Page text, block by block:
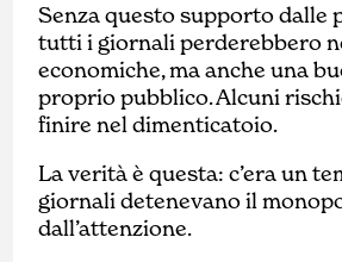
Senza questo supporto dalle
tutti i giornali perderebbero
economiche, ma anche una
proprio pubblico. Alcuni
finire nel dimenticatoio.
La verità è questa: c’era un
giornali detenevano il
dall’attenzione.